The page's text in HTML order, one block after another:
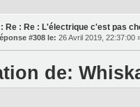
Re : Re : L'électrique c'est pas
#308 le: 26 Avril 2019, 22:37:00
de: